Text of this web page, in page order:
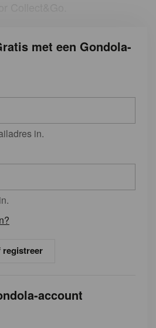
met een Gondola-
in.
registreer
account